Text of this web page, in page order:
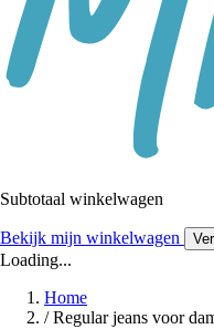
Subtotaal winkelwagen
Bekijk mijn winkelwagen
Loading...
Home
/ Regular jeans voor